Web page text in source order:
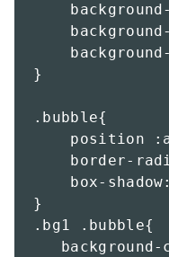
}
.bubble{
position
border-
box-
}
.bg1 .bubble{
background-